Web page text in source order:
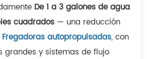
De 1 a 3 galones de agua
cuadrados — una reducción
Fregadoras autopropulsadas, con
grandes y sistemas de flujo